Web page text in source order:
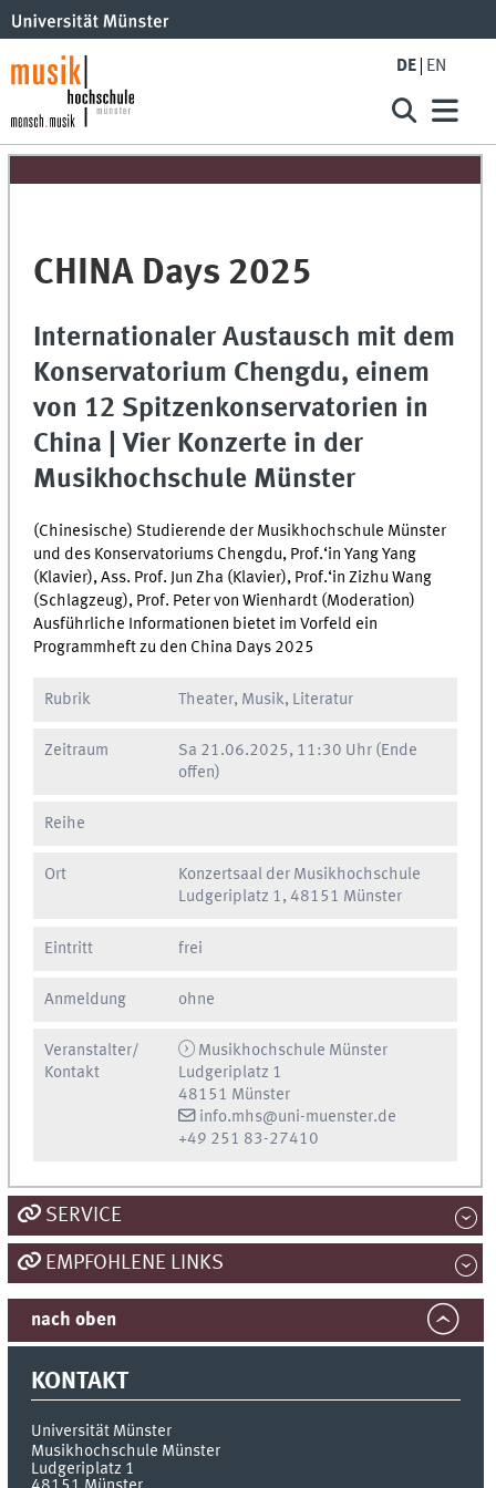
DE EN
CHINA Days 2025
Internationaler Austausch mit dem
Konservatorium Chengdu, einem
von 12 Spitzenkonservatorien in
China | Vier Konzerte in der
Musikhochschule Münster
(Chinesische) Studierende der Musikhochschule Münster
und des Konservatoriums Chengdu, Prof.‘in Yang Yang
(Klavier), Ass. Prof. Jun Zha (Klavier), Prof.‘in Zizhu Wang
(Schlagzeug), Prof. Peter von Wienhardt (Moderation)
Ausführliche Informationen bietet im Vorfeld ein
Programmheft zu den China Days 2025
Rubrik Theater, Musik, Literatur
Zeitraum Sa 21.06.2025, 11:30 Uhr (Ende
offen)
Reihe
Ort
Konzertsaal der Musikhochschule
Ludgeriplatz 1, 48151 Münster
Eintritt frei
Anmeldung ohne
Veranstalter/
Kontakt
Musikhochschule Münster
Ludgeriplatz 1
48151 Münster
info.mhs@uni-muenster.de
+49 251 83-27410
SERVICE
EMPFOHLENE LINKS
nach oben
KONTAKT
Universität Münster
Musikhochschule Münster
Ludgeriplatz 1